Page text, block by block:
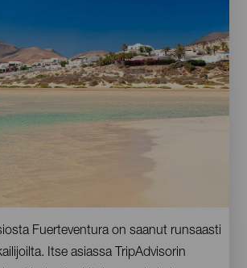
Fuerteventura on saanut runsaasti
Itse asiassa TripAdvisorin